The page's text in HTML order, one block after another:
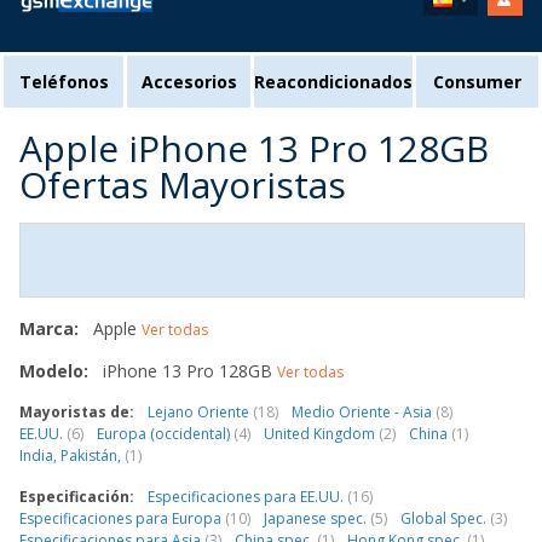
Teléfonos Accesorios Reacondicionados Consumer
Apple iPhone 13 Pro 128GB
Ofertas Mayoristas
Marca: Apple Ver todas
Modelo: iPhone 13 Pro 128GB Ver todas
Mayoristas de:
Lejano Oriente (18) Medio Oriente - Asia (8)
EE.UU. (6) Europa (occidental) (4) United Kingdom (2) China (1)
India, Pakistán, (1)
Especificación:
Especificaciones para EE.UU. (16)
Especificaciones para Europa (10) Japanese spec. (5) Global Spec. (3)